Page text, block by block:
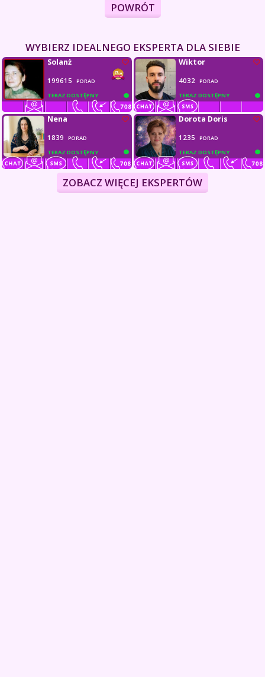
POWRÓT
WYBIERZ IDEALNEGO EKSPERTA DLA SIEBIE
TERAZ DOSTĘPNY
Solanż
199615
PORAD
TERAZ DOSTĘPNY
Wiktor
4032 PORAD
TERAZ DOSTĘPNY
Nena
1839
PORAD
TERAZ DOSTĘPNY
Dorota Doris
1235 PORAD
ZOBACZ WIĘCEJ EKSPERTÓW